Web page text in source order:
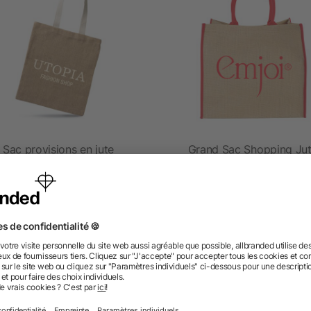
Sac provisions en jute
dès 0,67 €
Grand Sac Shopping
questions ? Nous avons les